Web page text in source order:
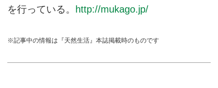
を行っている。
http://mukago.jp/
※記事中の情報は『天然生活』本誌掲載時のものです